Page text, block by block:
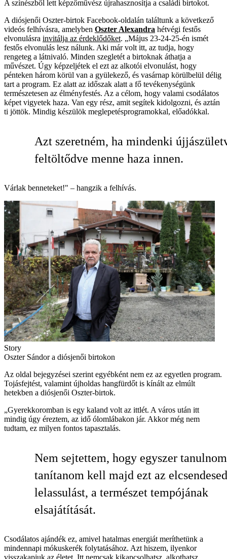
A színészből lett képzőművész újrahasznosítja a családi birtokot.
A diósjenői Oszter-birtok Facebook-oldalán találtunk a következő
videós felhívásra, amelyben Oszter Alexandra hétvégi festős
elvonulásra invitálja az érdeklődőket. „Május 23-24-25-én ismét
festős elvonulás lesz nálunk. Aki már volt itt, az tudja, hogy
rengeteg a látnivaló. Minden szegletét a birtoknak áthatja a
művészet. Úgy képzeljétek el ezt az alkotói elvonulást, hogy
pénteken három körül van a gyülekező, és vasárnap körülbelül délig
tart a program. Ez alatt az időszak alatt a fő tevékenységünk
természetesen az élményfestés. Az a célom, hogy valami csodálatos
képet vigyetek haza. Van egy rész, amit segítek kidolgozni, és aztán
ti jöttök. Mindig készülök meglepetésprogramokkal, előadókkal.
Azt szeretném, ha mindenki
feltöltődve menne haza innen.
Várlak benneteket!" – hangzik a felhívás.
Story
Oszter Sándor a diósjenői birtokon
Az oldal bejegyzései szerint egyébként nem ez az egyetlen program.
Tojásfejtést, valamint újholdas hangfürdőt is kínált az elmúlt
hetekben a diósjenői Oszter-birtok.
„Gyerekkoromban is egy kaland volt az ittlét. A város után itt
mindig úgy éreztem, az idő ólomlábakon jár. Akkor még nem
tudtam, ez milyen fontos tapasztalás.
Nem sejtettem, hogy egyszer
tanítanom kell majd ezt az
lelassulást, a természet tempójának
elsajátítását.
Csodálatos ajándék ez, amivel hatalmas energiát meríthetünk a
mindennapi mókuskerék folytatásához. Azt hiszem, ilyenkor
visszakapjuk az életet. Itt nemcsak kikapcsolhatsz, alkothatsz,